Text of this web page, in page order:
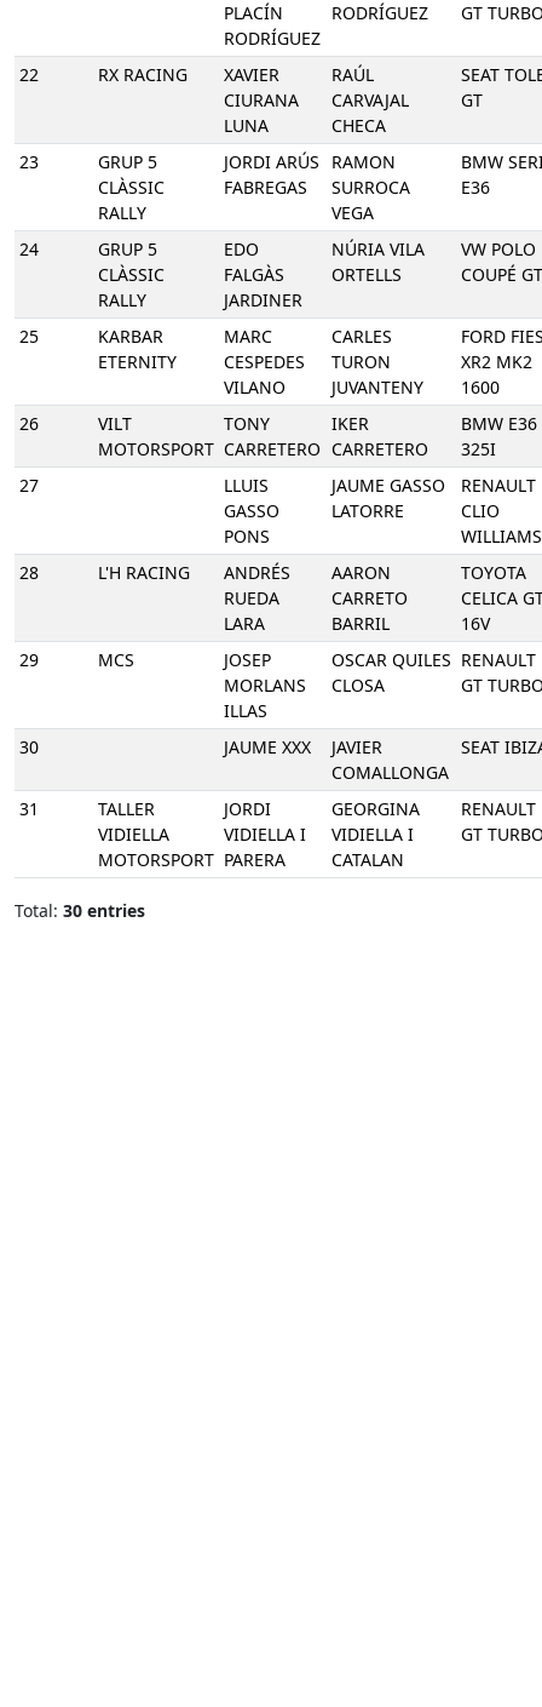
PLACÍN
RODRÍGUEZ
RODRÍGUEZ
GT
22 RX RACING
XAVIER
CIURANA
LUNA
RAÚL
CARVAJAL
CHECA
SEAT
GT
23
GRUP 5
CLÀSSIC
RALLY
JORDI ARÚS
FABREGAS
RAMON
SURROCA
VEGA
BMW
E36
24
GRUP 5
CLÀSSIC
RALLY
EDO
FALGÀS
JARDINER
NÚRIA VILA
ORTELLS
VW POLO
COUPÉ GT
25
KARBAR
ETERNITY
MARC
CESPEDES
VILANO
CARLES
TURON
JUVANTENY
FORD
XR2 MK2
1600
26
VILT
MOTORSPORT
TONY
CARRETERO
IKER
CARRETERO
BMW E36
325I
27
LLUIS
GASSO
PONS
JAUME GASSO
LATORRE
RENAULT
CLIO
WILLIAMS
28
L'H RACING
ANDRÉS
RUEDA
LARA
AARON
CARRETO
BARRIL
TOYOTA
CELICA
16V
29
MCS
JOSEP
MORLANS
ILLAS
OSCAR QUILES
CLOSA
RENAULT
GT
30 JAUME XXX
JAVIER
COMALLONGA
SEAT
31
TALLER
VIDIELLA
MOTORSPORT
JORDI
VIDIELLA I
PARERA
GEORGINA
VIDIELLA I
CATALAN
RENAULT
GT
Total: 30 entries